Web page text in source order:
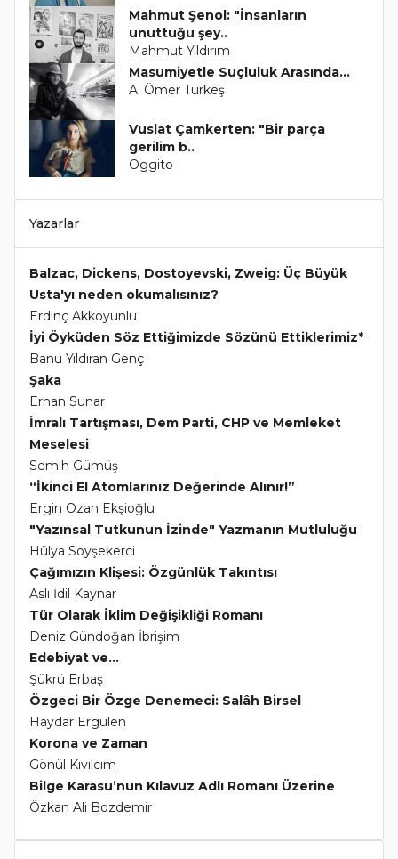
Mahmut Şenol: "İnsanların
unuttuğu şey..
Mahmut Yıldırım
Masumiyetle Suçluluk Arasında...
A. Ömer Türkeş
Vuslat Çamkerten: "Bir parça
gerilim b..
Oggito
Yazarlar
Balzac, Dickens, Dostoyevski, Zweig: Üç Büyük
Usta'yı neden okumalısınız?
Erdinç Akkoyunlu
İyi Öyküden Söz Ettiğimizde Sözünü Ettiklerimiz*
Banu Yıldıran Genç
Şaka
Erhan Sunar
İmralı Tartışması, Dem Parti, CHP ve Memleket
Meselesi
Semih Gümüş
“İkinci El Atomlarınız Değerinde Alınır!”
Ergin Ozan Ekşioğlu
"Yazınsal Tutkunun İzinde" Yazmanın Mutluluğu
Hülya Soyşekerci
Çağımızın Klişesi: Özgünlük Takıntısı
Aslı İdil Kaynar
Tür Olarak İklim Değişikliği Romanı
Deniz Gündoğan İbrişim
Edebiyat ve...
Şükrü Erbaş
Özgeci Bir Özge Denemeci: Salâh Birsel
Haydar Ergülen
Korona ve Zaman
Gönül Kıvılcım
Bilge Karasu’nun Kılavuz Adlı Romanı Üzerine
Özkan Ali Bozdemir